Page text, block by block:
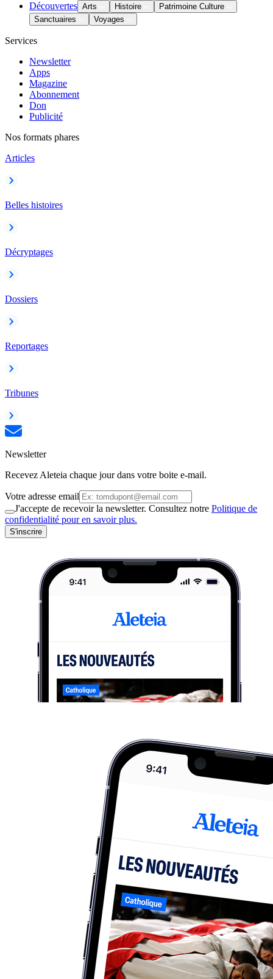
Découvertes Arts Histoire
Patrimoine Culture
Sanctuaires
Voyages
Services
Newsletter
Apps
Magazine
Abonnement
Don
Publicité
Nos formats phares
Articles
Belles histoires
Décryptages
Dossiers
Reportages
Tribunes
Newsletter
Recevez Aleteia chaque jour dans votre boite e-mail.
Votre adresse email
J'accepte de recevoir la newsletter. Consultez notre Politique de
confidentialité pour en savoir plus.
S'inscrire